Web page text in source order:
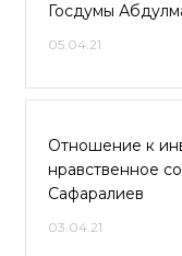
Госдумы
05.04.21
Отношение к
нравственное
Сафаралиев
03.04.21